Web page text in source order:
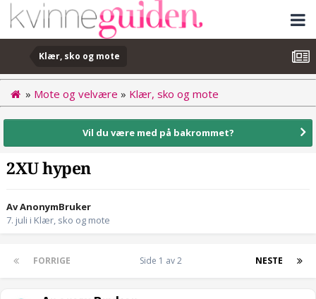
Klær, sko og mote
» Mote og velvære » Klær, sko og mote
Vil du være med på bakrommet?
2XU hypen
Av AnonymBruker
7. juli i Klær, sko og mote
FORRIGE NESTE
Side 1 av 2